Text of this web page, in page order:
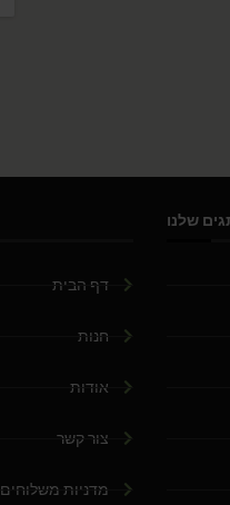
שלנו
דף הבית
חנות
אודות
צור קשר
מדניות משלוחים